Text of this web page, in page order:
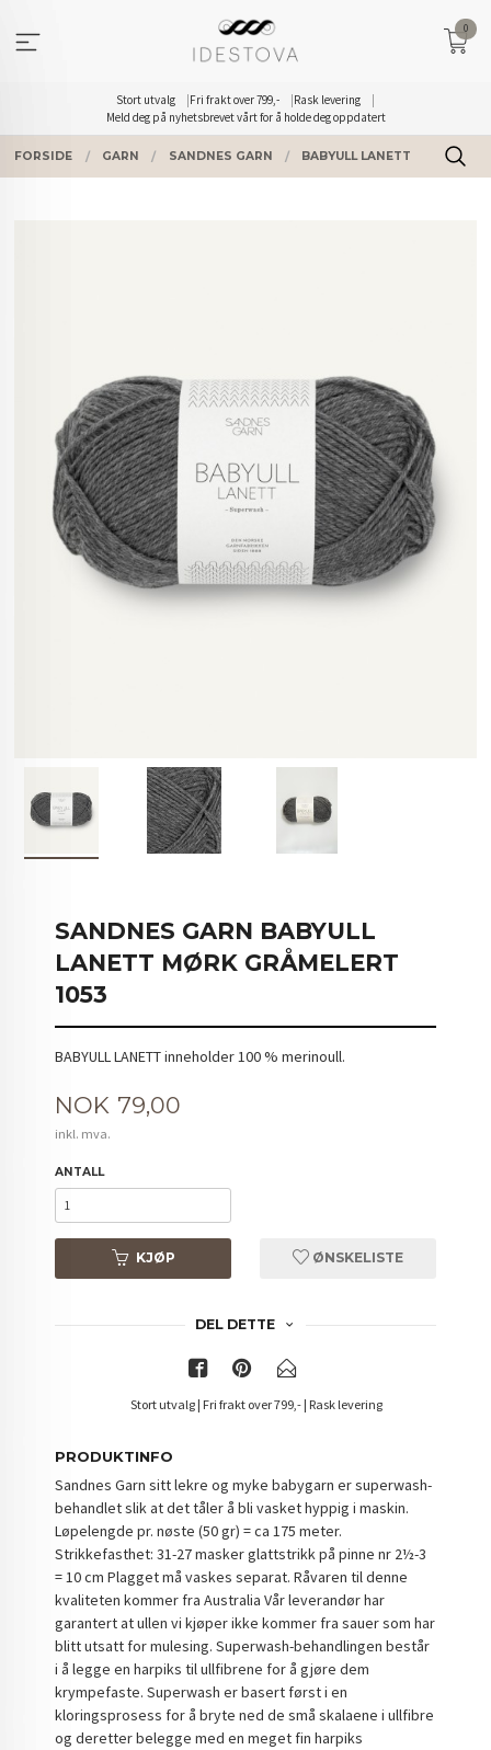
innholdet
Stort utvalg Fri frakt over 799,-
Rask levering
Meld deg på nyhetsbrevet vårt for å holde deg oppdatert
0
FORSIDE GARN SANDNES GARN BABYULL LANETT
SANDNES GARN BABYULL
LANETT MØRK GRÅMELERT
1053
BABYULL LANETT inneholder 100 % merinoull.
Pris
NOK 79,00
inkl. mva.
ANTALL
KJØP ØNSKELISTE
DEL DETTE
Stort utvalg | Fri frakt over 799,- | Rask levering
PRODUKTINFO
Sandnes Garn sitt lekre og myke babygarn er superwash-
behandlet slik at det tåler å bli vasket hyppig i maskin.
Løpelengde pr. nøste (50 gr) = ca 175 meter.
Strikkefasthet: 31-27 masker glattstrikk på pinne nr 2½-3
= 10 cm Plagget må vaskes separat. Råvaren til denne
kvaliteten kommer fra Australia Vår leverandør har
garantert at ullen vi kjøper ikke kommer fra sauer som har
blitt utsatt for mulesing. Superwash-behandlingen består
i å legge en harpiks til ullfibrene for å gjøre dem
krympefaste. Superwash er basert først i en
kloringsprosess for å bryte ned de små skalaene i ullfibre
og deretter belegge med en meget fin harpiks